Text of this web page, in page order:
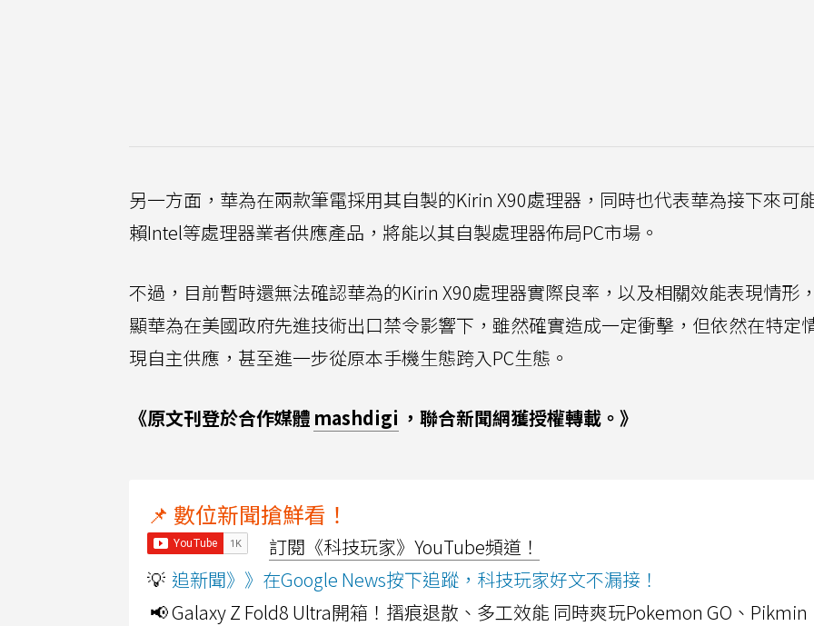
另一方面，華為在兩款筆電採用其自製的Kirin X90處理器，同時也代表華為接下來可
賴Intel等處理器業者供應產品，將能以其自製處理器佈局PC市場。
不過，目前暫時還無法確認華為的Kirin X90處理器實際良率，以及相關效能表現情形
顯華為在美國政府先進技術出口禁令影響下，雖然確實造成一定衝擊，但依然在特定
現自主供應，甚至進一步從原本手機生態跨入PC生態。
《原文刊登於合作媒體 mashdigi ，聯合新聞網獲授權轉載。》
📌 數位新聞搶鮮看！
訂閱《科技玩家》YouTube頻道！
💡 追新聞》》在Google News按下追蹤，科技玩家好文不漏接！
📢 Galaxy Z Fold8 Ultra開箱！摺痕退散、多工效能 同時爽玩Pokemon GO、Pikmin